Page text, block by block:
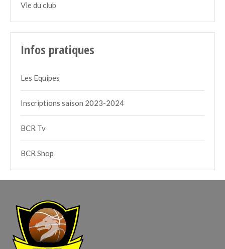
Vie du club
Infos pratiques
Les Equipes
Inscriptions saison 2023-2024
BCR Tv
BCR Shop